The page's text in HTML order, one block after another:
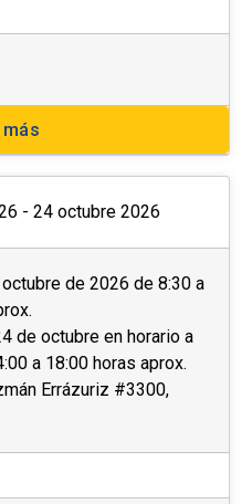
- 24 octubre 2026
de 2026 de 8:30 a
de octubre en horario a
a 18:00 horas aprox.
Errázuriz #3300,